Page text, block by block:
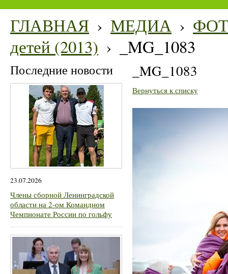
ГЛАВНАЯ › МЕДИА ›
детей (2013) › _MG_1083
Последние новости
23.07.2026
Члены сборной Ленинградской
области на 2-ом Командном
Чемпионате России по гольфу
_MG_1083
Вернуться к списку